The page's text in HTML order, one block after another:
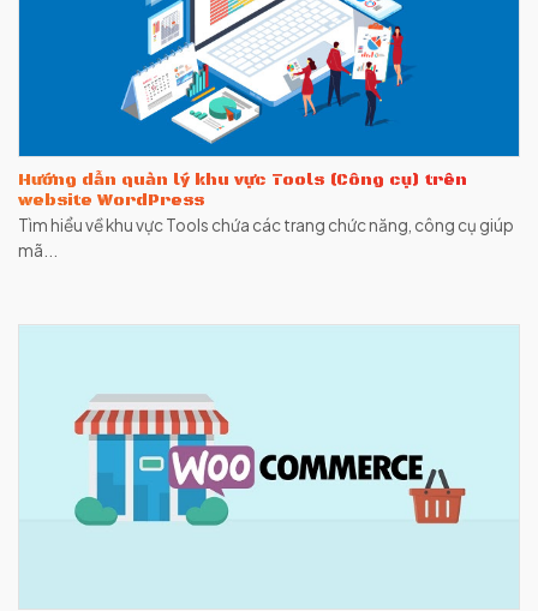
Hướng dẫn quản lý khu vực Tools (Công cụ) trên
website WordPress
Tìm hiểu về khu vực Tools chứa các trang chức năng, công cụ giúp
mã...